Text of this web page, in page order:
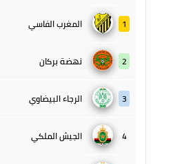
1 المغرب الفاسي
2 نهضة بركان
3 الرجاء البيضاوي
4 الجيش الملكي